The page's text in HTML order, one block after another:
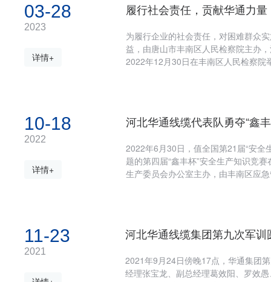
03-28
2023
详情+
履行社会责任，贡献华通力量
为履行企业的社会责任，对困难群众
益，由唐山市丰南区人民检察院主办
2022年12月30日在丰南区人民检察院
愚先生代表公司对丰南区检察院推荐
承担的社会责任。今后，公司将继续
10-18
2022
详情+
河北华通线缆代表队勇夺“鑫
2022年6月30日，值全国第21届“安全
题的第四届“鑫丰杯”安全生产知识竞
生产委员会办公室主办，由丰南区应
险题、加时赛等环节的角逐，华通线
军表示祝贺，并进行颁奖、合影留念
境、提升安全系数、牢牢抓住安全红
11-23
2021
河北华通线缆集团第九次军训
2021年9月24日傍晚17点，华通集团
经理张宝龙、副总经理葛效阳、罗效